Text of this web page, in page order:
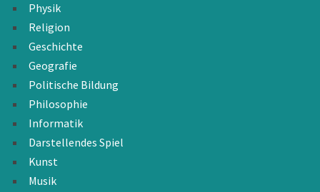
Physik
Religion
Geschichte
Geografie
Politische Bildung
Philosophie
Informatik
Darstellendes Spiel
Kunst
Musik